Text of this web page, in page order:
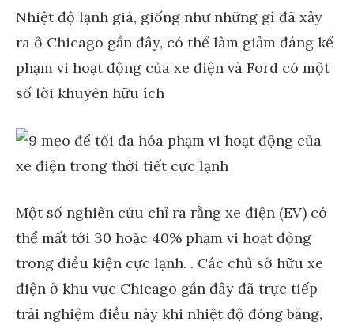
Nhiệt độ lạnh giá, giống như những gì đã xảy
ra ở Chicago gần đây, có thể làm giảm đáng kể
phạm vi hoạt động của xe điện và Ford có một
số lời khuyên hữu ích
Một số nghiên cứu chỉ ra rằng xe điện (EV) có
thể mất tới 30 hoặc 40% phạm vi hoạt động
trong điều kiện cực lạnh. . Các chủ sở hữu xe
điện ở khu vực Chicago gần đây đã trực tiếp
trải nghiệm điều này khi nhiệt độ đóng băng,